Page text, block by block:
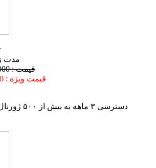
ﻣﺪﺕ
قیمت : 12,000,000 تومان
قیمت ویژه : 6,250,000تومان
دسترسی ۳